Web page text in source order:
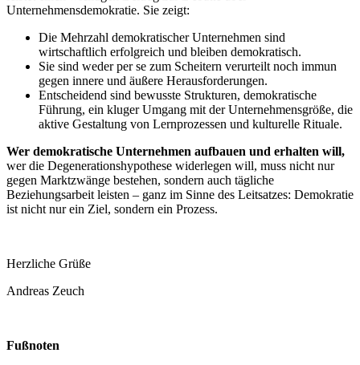
Unternehmensdemokratie. Sie zeigt:
Die Mehrzahl demokratischer Unternehmen sind
wirtschaftlich erfolgreich und bleiben demokratisch.
Sie sind weder per se zum Scheitern verurteilt noch immun
gegen innere und äußere Herausforderungen.
Entscheidend sind bewusste Strukturen, demokratische
Führung, ein kluger Umgang mit der Unternehmensgröße, die
aktive Gestaltung von Lernprozessen und kulturelle Rituale.
Wer demokratische Unternehmen aufbauen und erhalten will,
wer die Degenerationshypothese widerlegen will, muss nicht nur
gegen Marktzwänge bestehen, sondern auch tägliche
Beziehungsarbeit leisten – ganz im Sinne des Leitsatzes: Demokratie
ist nicht nur ein Ziel, sondern ein Prozess.
Herzliche Grüße
Andreas Zeuch
Fußnoten